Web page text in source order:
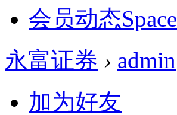
会员动态Space
永富证券 › admin
加为好友